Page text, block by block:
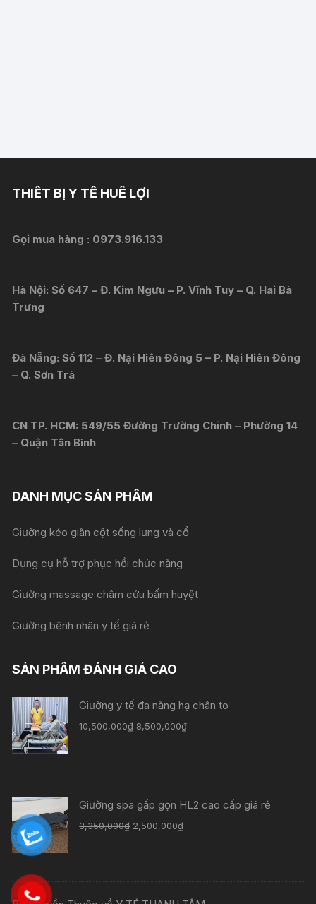
THIẾT BỊ Y TẾ HUÊ LỢI
Gọi mua hàng : 0973.916.133
Hà Nội: Số 647 – Đ. Kim Ngưu – P. Vĩnh Tuy – Q. Hai Bà
Trưng
Đà Nẵng: Số 112 – Đ. Nại Hiên Đông 5 – P. Nại Hiên Đông
– Q. Sơn Trà
CN TP. HCM: 549/55 Đường Trường Chinh – Phường 14
– Quận Tân Bình
DANH MỤC SẢN PHẨM
Giường kéo giãn cột sống lưng và cổ
Dụng cụ hỗ trợ phục hồi chức năng
Giường massage châm cứu bấm huyệt
Giường bệnh nhân y tế giá rẻ
SẢN PHẨM ĐÁNH GIÁ CAO
Giường y tế đa năng hạ chân to
10,500,000₫ Giá
8,500,000₫Giá
Giường spa gấp gọn HL2 cao cấp giá rẻ
3,350,000₫ Giá
2,500,000₫Giá